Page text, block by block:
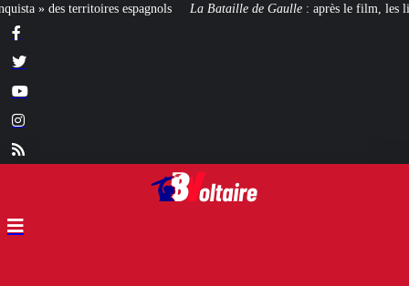
Bataille de Gaulle: après le film, les livres ! [CINÉMA]De la Comédie-